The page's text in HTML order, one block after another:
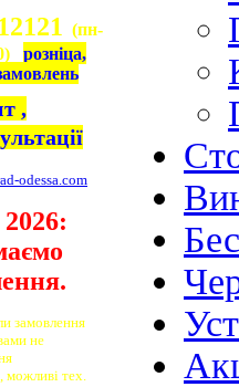
(пн-
розніца,
,
odessa.com
замовлення
не
можливі тех.